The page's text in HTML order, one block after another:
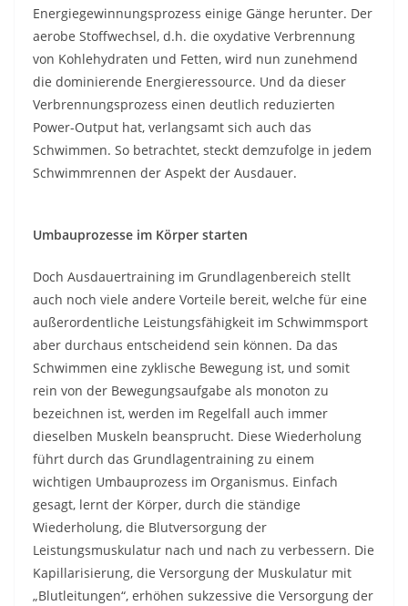
Energiegewinnungsprozess einige Gänge herunter. Der
aerobe Stoffwechsel, d.h. die oxydative Verbrennung
von Kohlehydraten und Fetten, wird nun zunehmend
die dominierende Energieressource. Und da dieser
Verbrennungsprozess einen deutlich reduzierten
Power-Output hat, verlangsamt sich auch das
Schwimmen. So betrachtet, steckt demzufolge in jedem
Schwimmrennen der Aspekt der Ausdauer.
Umbauprozesse im Körper starten
Doch Ausdauertraining im Grundlagenbereich stellt
auch noch viele andere Vorteile bereit, welche für eine
außerordentliche Leistungsfähigkeit im Schwimmsport
aber durchaus entscheidend sein können. Da das
Schwimmen eine zyklische Bewegung ist, und somit
rein von der Bewegungsaufgabe als monoton zu
bezeichnen ist, werden im Regelfall auch immer
dieselben Muskeln beansprucht. Diese Wiederholung
führt durch das Grundlagentraining zu einem
wichtigen Umbauprozess im Organismus. Einfach
gesagt, lernt der Körper, durch die ständige
Wiederholung, die Blutversorgung der
Leistungsmuskulatur nach und nach zu verbessern. Die
Kapillarisierung, die Versorgung der Muskulatur mit
„Blutleitungen“, erhöhen sukzessive die Versorgung der